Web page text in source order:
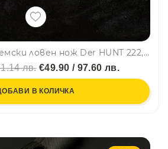
Рядко масивен немски ловен нож Der HUNT 222, фултанг стомана 5Cr13Mov, дървена дръжка chicken wings wood, кожена кания
лв.€49.90 / 97.60 лв.
В КОЛИЧКА